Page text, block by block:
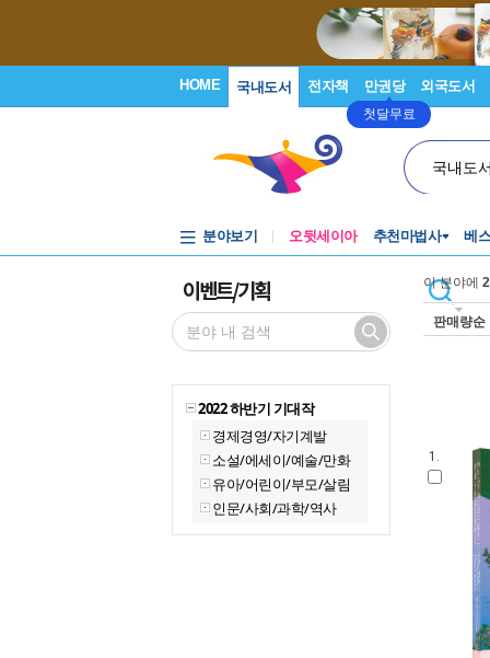
HOME 국내도서 전자책 만권당
첫달무료
외국도서
국내도
분야보기 오뒷세이아 추천마법사 베
이벤트/기획
2022 하반기 기대작
경제경영/자기계발
소설/에세이/예술/만화
유아/어린이/부모/살림
인문/사회/과학/역사
이 분야에
판매량순
1.